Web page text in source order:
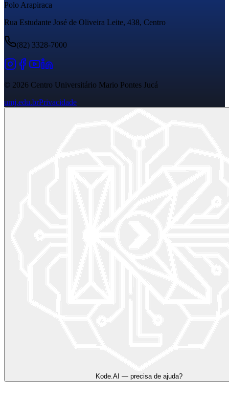
Polo Arapiraca
Rua Estudante José de Oliveira Leite, 438, Centro
(82) 3328-7000
© 2026 Centro Universitário Mario Pontes Jucá
umj.edu.brPrivacidade
Kode.AI — precisa de ajuda?